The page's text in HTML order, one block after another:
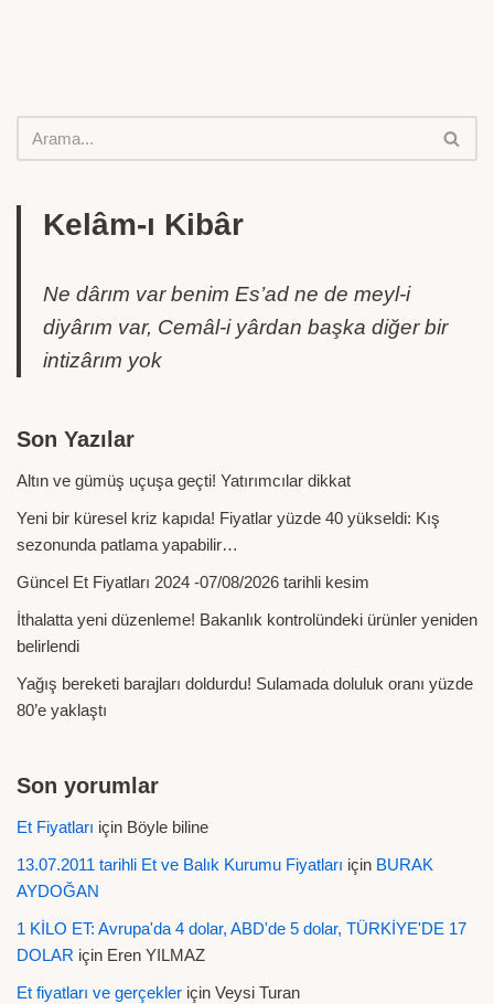
Kelâm-ı Kibâr
Ne dârım var benim Es’ad ne de meyl-i
diyârım var, Cemâl-i yârdan başka diğer bir
intizârım yok
Son Yazılar
Altın ve gümüş uçuşa geçti! Yatırımcılar dikkat
Yeni bir küresel kriz kapıda! Fiyatlar yüzde 40 yükseldi: Kış
sezonunda patlama yapabilir…
Güncel Et Fiyatları 2024 -07/08/2026 tarihli kesim
İthalatta yeni düzenleme! Bakanlık kontrolündeki ürünler yeniden
belirlendi
Yağış bereketi barajları doldurdu! Sulamada doluluk oranı yüzde
80’e yaklaştı
Son yorumlar
Et Fiyatları için Böyle biline
13.07.2011 tarihli Et ve Balık Kurumu Fiyatları için BURAK
AYDOĞAN
1 KİLO ET: Avrupa'da 4 dolar, ABD'de 5 dolar, TÜRKİYE'DE 17
DOLAR için Eren YILMAZ
Et fiyatları ve gerçekler için Veysi Turan